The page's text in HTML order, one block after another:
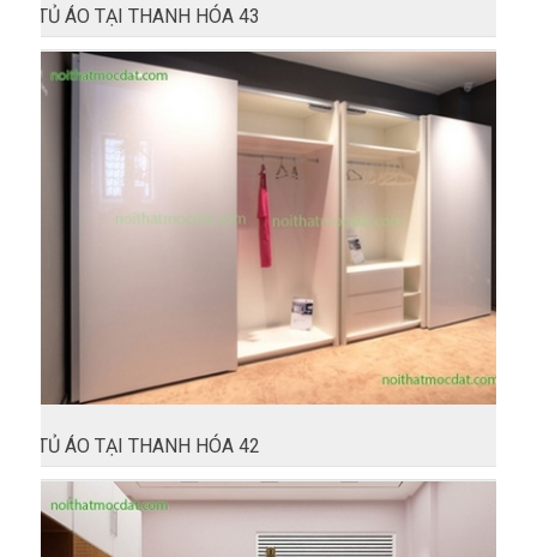
TỦ ÁO TẠI THANH HÓA 43
TỦ ÁO TẠI THANH HÓA 42